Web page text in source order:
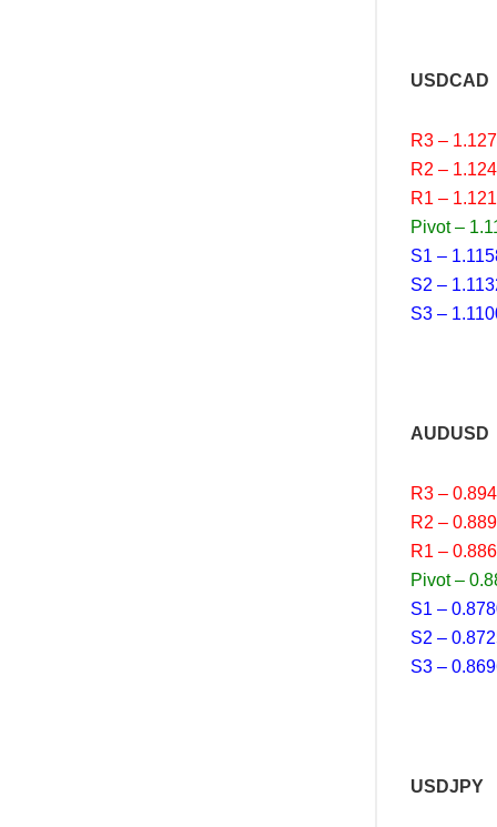
USDCAD
R3 –
R2 –
R1 –
Pivot –
S1 –
S2 –
S3 –
AUDUSD
R3 –
R2 –
R1 –
Pivot –
S1 –
S2 –
S3 –
USDJPY